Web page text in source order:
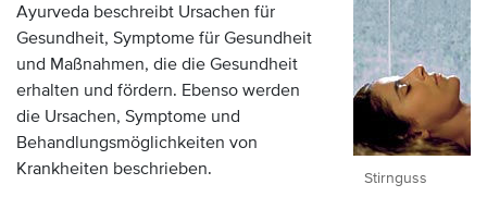
Stirnguss
Ayurveda beschreibt Ursachen für
Gesundheit, Symptome für Gesundheit
und Maßnahmen, die die Gesundheit
erhalten und fördern. Ebenso werden
die Ursachen, Symptome und
Behandlungsmöglichkeiten von
Krankheiten beschrieben.